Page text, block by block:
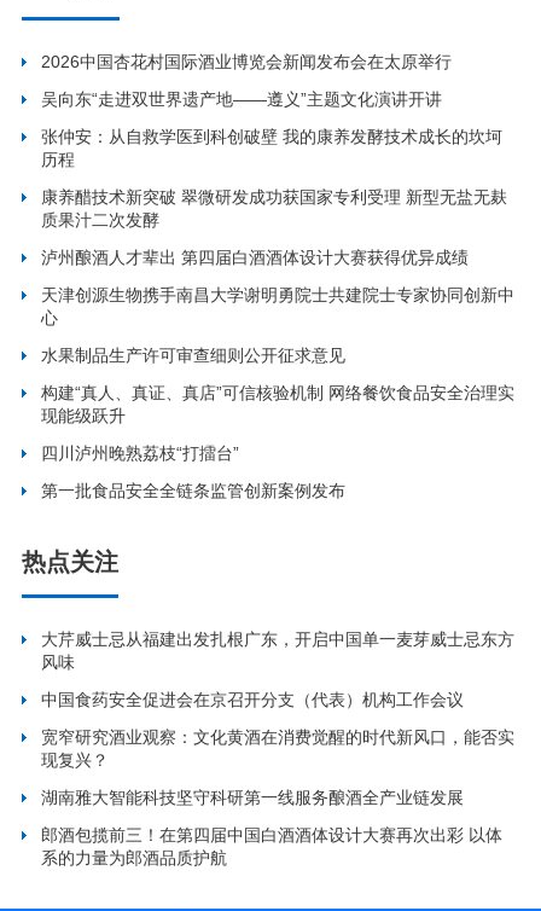
2026中国杏花村国际酒业博览会新闻发布会在太原举行
吴向东“走进双世界遗产地——遵义”主题文化演讲开讲
张仲安：从自救学医到科创破壁 我的康养发酵技术成长的坎坷
历程
康养醋技术新突破 翠微研发成功获国家专利受理 新型无盐无麸
质果汁二次发酵
泸州酿酒人才辈出 第四届白酒酒体设计大赛获得优异成绩
天津创源生物携手南昌大学谢明勇院士共建院士专家协同创新中
心
水果制品生产许可审查细则公开征求意见
构建“真人、真证、真店”可信核验机制 网络餐饮食品安全治理实
现能级跃升
四川泸州晚熟荔枝“打擂台”
第一批食品安全全链条监管创新案例发布
热点关注
大芹威士忌从福建出发扎根广东，开启中国单一麦芽威士忌东方
风味
中国食药安全促进会在京召开分支（代表）机构工作会议
宽窄研究酒业观察：文化黄酒在消费觉醒的时代新风口，能否实
现复兴？
湖南雅大智能科技坚守科研第一线服务酿酒全产业链发展
郎酒包揽前三！在第四届中国白酒酒体设计大赛再次出彩 以体
系的力量为郎酒品质护航